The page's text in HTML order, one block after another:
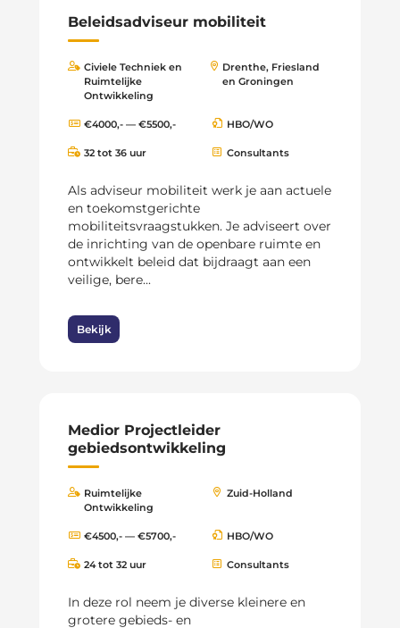
Beleidsadviseur mobiliteit
Civiele Techniek en
Ruimtelijke
Ontwikkeling
Drenthe, Friesland
en Groningen
€4000,- — €5500,- HBO/WO
32 tot 36 uur Consultants
Als adviseur mobiliteit werk je aan actuele
en toekomstgerichte
mobiliteitsvraagstukken. Je adviseert over
de inrichting van de openbare ruimte en
ontwikkelt beleid dat bijdraagt aan een
veilige, bere...
Bekijk
Medior Projectleider
gebiedsontwikkeling
Ruimtelijke
Ontwikkeling
Zuid-Holland
€4500,- — €5700,- HBO/WO
24 tot 32 uur Consultants
In deze rol neem je diverse kleinere en
grotere gebieds- en